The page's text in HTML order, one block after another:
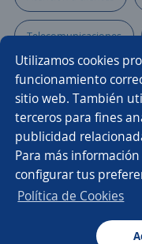
Utilizamos cookies
funcionamiento
sitio web. También
terceros para fines
publicidad
Para más
configurar tus
Política de Cookies
Telecomunicaciones
Asesor/a técnico
Analista contable
Analista de marketing
Comercial tienda
Analista de ingeniería
Buscar
CT App